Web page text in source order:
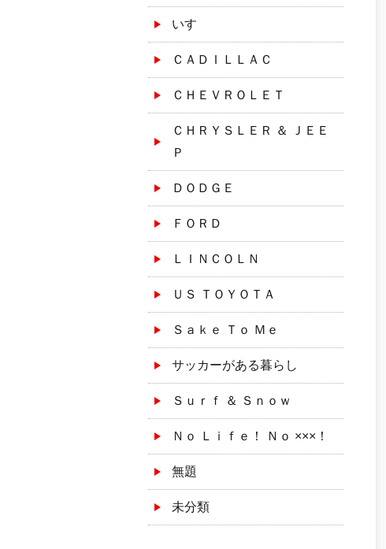
いすゞ
ＣＡＤＩＬＬＡＣ
ＣＨＥＶＲＯＬＥＴ
ＣＨＲＹＳＬＥＲ ＆ ＪＥＥ
Ｐ
ＤＯＤＧＥ
ＦＯＲＤ
ＬＩＮＣＯＬＮ
ＵＳ ＴＯＹＯＴＡ
Ｓａｋｅ Ｔｏ Ｍｅ
サッカーがある暮らし
Ｓｕｒｆ ＆ Ｓｎｏｗ
Ｎｏ Ｌｉｆｅ！ Ｎｏ ×××！
無題
未分類